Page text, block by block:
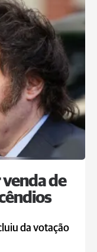
venda de
da votação